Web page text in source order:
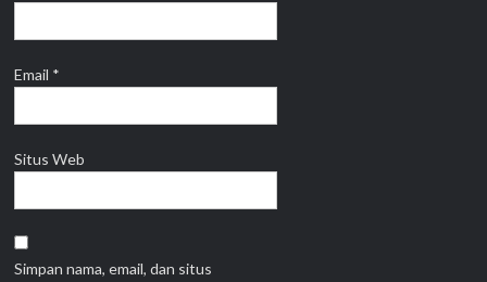
Email *
Situs Web
Simpan nama, email, dan situs